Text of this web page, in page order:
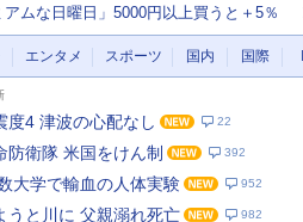
アムな日曜日」5000円以上買うと＋5％
エンタメ スポーツ 国内 国際
度4 津波の心配なし 22
防衛隊 米国をけん制 392
大学で輸血の人体実験 952
うと川に 父親溺れ死亡 982